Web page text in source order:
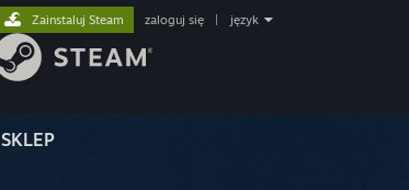
SKLEP
Zainstaluj Steam zaloguj się język